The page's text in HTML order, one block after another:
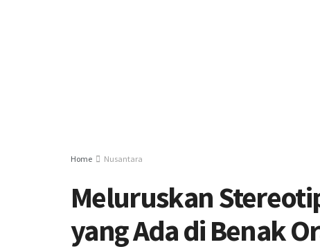
Home Nusantara
Meluruskan
yang Ada di Benak